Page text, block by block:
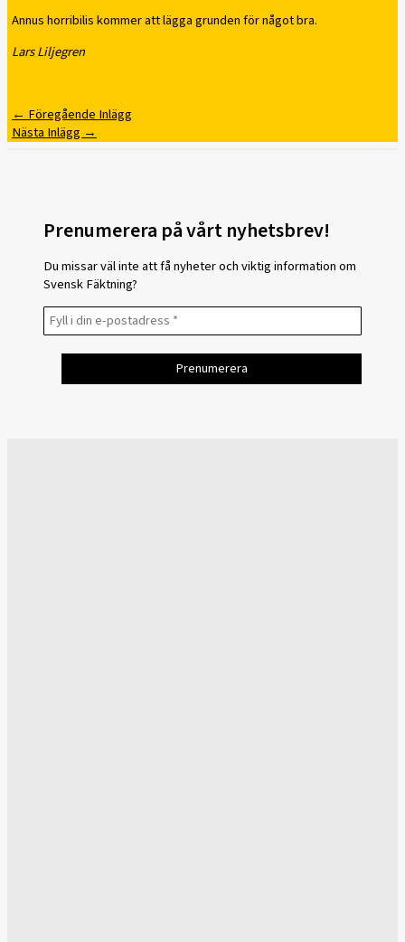
Annus horribilis kommer att lägga grunden för något bra.
Lars Liljegren
← Föregående Inlägg
Nästa Inlägg →
Prenumerera på vårt nyhetsbrev!
Du missar väl inte att få nyheter och viktig information om
Svensk Fäktning?